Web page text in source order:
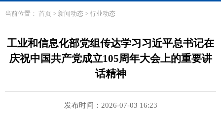
当前位置： 首页 > 新闻动态 > 行业动态
工业和信息化部党组传达学习习近平总书记在
庆祝中国共产党成立105周年大会上的重要讲
话精神
发布时间：2026-07-03 16:23